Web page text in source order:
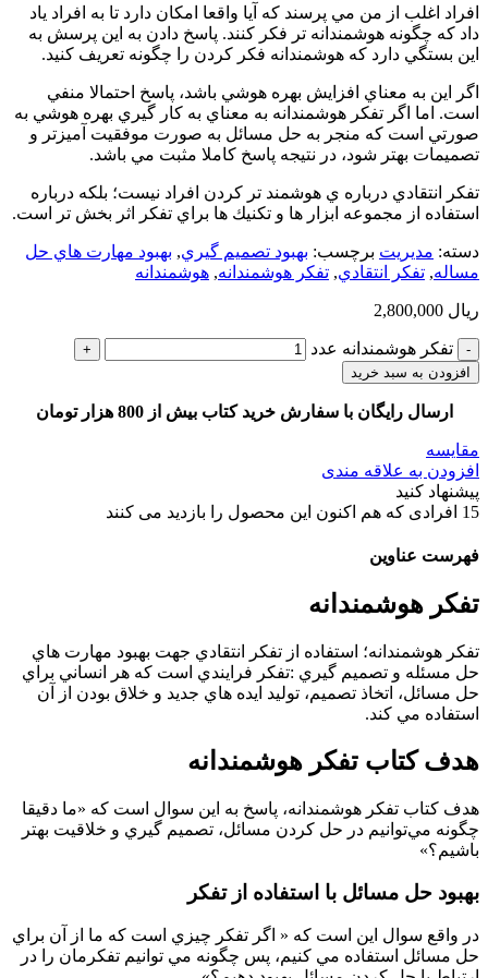
افراد اغلب از من مي پرسند كه آيا واقعا امكان دارد تا به افراد ياد
داد كه چگونه هوشمندانه تر فكر كنند. پاسخ دادن به اين پرسش به
اين بستگي دارد كه هوشمندانه فكر كردن را چگونه تعريف كنيد.
اگر اين به معناي افزايش بهره هوشي باشد، پاسخ احتمالا منفي
است. اما اگر تفكر هوشمندانه به معناي به كار گيري بهره هوشي به
صورتي است كه منجر به حل مسائل به صورت موفقيت آميزتر و
تصميمات بهتر شود، در نتيجه پاسخ كاملا مثبت مي باشد.
تفكر انتقادي درباره ي هوشمند تر كردن افراد نيست؛ بلكه درباره
استفاده از مجموعه ابزار ها و تكنيك ها براي تفكر اثر بخش تر است.
دسته: مديريت برچسب: بهبود تصميم گيري, بهبود مهارت هاي حل
مساله, تفكر انتقادي, تفكر هوشمندانه, هوشمندانه
ریال
تفكر هوشمندانه عدد
افزودن به سبد خرید
ارسال رایگان با سفارش خرید کتاب بیش از 800 هزار تومان
مقایسه
افزودن به علاقه مندی
پیشنهاد کنید
15 افرادی که هم اکنون این محصول را بازدید می کنند
فهرست عناوین
تفكر هوشمندانه
تفكر هوشمندانه؛ استفاده از تفكر انتقادي جهت بهبود مهارت هاي
حل مسئله و تصميم گيري :تفكر فرايندي است كه هر انساني براي
حل مسائل، اتخاذ تصميم، توليد ايده هاي جديد و خلاق بودن از آن
استفاده مي كند.
هدف كتاب تفكر هوشمندانه
هدف كتاب تفكر هوشمندانه، پاسخ به اين سوال است كه «ما دقيقا
چگونه مي‌توانيم در حل كردن مسائل، تصميم گيري و خلاقيت بهتر
باشيم؟»
بهبود حل مسائل با استفاده از تفكر
در واقع سوال اين است كه « اگر تفكر چيزي است كه ما از آن براي
حل مسائل استفاده مي كنيم، پس چگونه مي توانيم تفكرمان را در